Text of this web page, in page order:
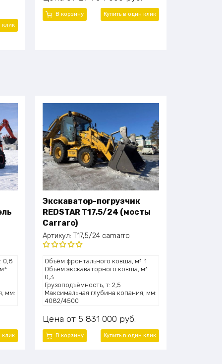
клик
В корзину Купить в один клик
0,8
мм:
клик
Экскаватор-погрузчик
REDSTAR T17,5/24 (мосты
Carraro)
Артикул: T17,5/24 camarro
Оценка
5.00из 5
Объём фронтального ковша, м³: 1
Объём экскаваторного ковша, м³:
0,3
Грузоподъёмность, т: 2,5
Максимальная глубина копания, мм:
4082/4500
Мощность двигателя, л.с.: 100,6
Модель двигателя: Cummins
4BTA3.9-C100-II
Эксплуатационная масса, т: 8,2
Цена 5 831 000 руб.
В корзину Купить в один клик